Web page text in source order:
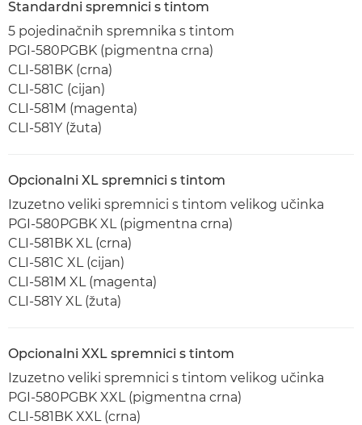
Standardni spremnici s tintom
5 pojedinačnih spremnika s tintom
PGI-580PGBK (pigmentna crna)
CLI-581BK (crna)
CLI-581C (cijan)
CLI-581M (magenta)
CLI-581Y (žuta)
Opcionalni XL spremnici s tintom
Izuzetno veliki spremnici s tintom velikog učinka
PGI-580PGBK XL (pigmentna crna)
CLI-581BK XL (crna)
CLI-581C XL (cijan)
CLI-581M XL (magenta)
CLI-581Y XL (žuta)
Opcionalni XXL spremnici s tintom
Izuzetno veliki spremnici s tintom velikog učinka
PGI-580PGBK XXL (pigmentna crna)
CLI-581BK XXL (crna)